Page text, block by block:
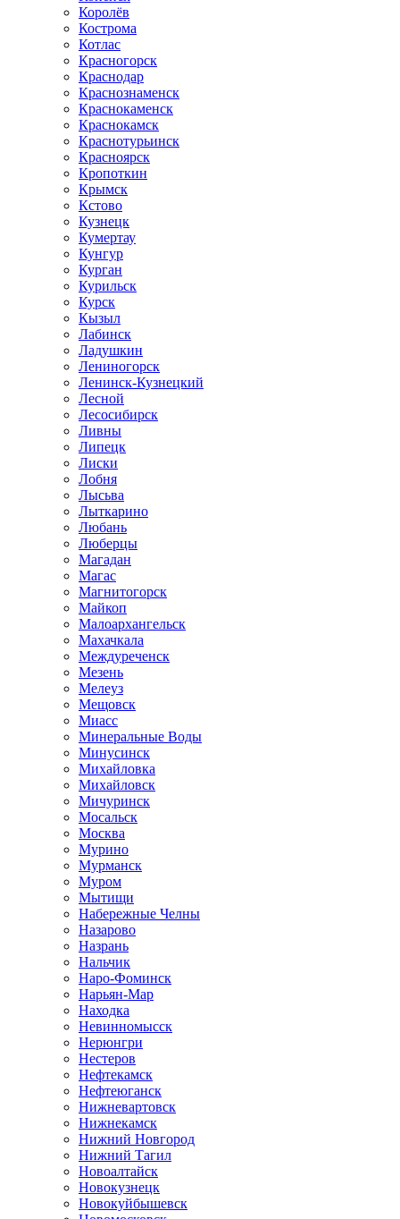
Королёв
Кострома
Котлас
Красногорск
Краснодар
Краснознаменск
Краснокаменск
Краснокамск
Краснотурьинск
Красноярск
Кропоткин
Крымск
Кстово
Кузнецк
Кумертау
Кунгур
Курган
Курильск
Курск
Кызыл
Лабинск
Ладушкин
Лениногорск
Ленинск-Кузнецкий
Лесной
Лесосибирск
Ливны
Липецк
Лиски
Лобня
Лысьва
Лыткарино
Любань
Люберцы
Магадан
Магас
Магнитогорск
Майкоп
Малоархангельск
Махачкала
Междуреченск
Мезень
Мелеуз
Мещовск
Миасс
Минеральные Воды
Минусинск
Михайловка
Михайловск
Мичуринск
Мосальск
Москва
Мурино
Мурманск
Муром
Мытищи
Набережные Челны
Назарово
Назрань
Нальчик
Наро-Фоминск
Нарьян-Мар
Находка
Невинномысск
Нерюнгри
Нестеров
Нефтекамск
Нефтеюганск
Нижневартовск
Нижнекамск
Нижний Новгород
Нижний Тагил
Новоалтайск
Новокузнецк
Новокуйбышевск